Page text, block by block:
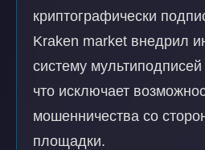
криптографически
Kraken market внедрил
систему
что исключает
мошенничества со
площадки.